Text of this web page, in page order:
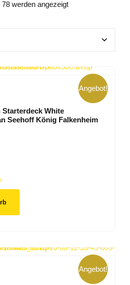
werden angezeigt
Angebot!
White
Seehoff König Falkenheim
€.
Angebot!